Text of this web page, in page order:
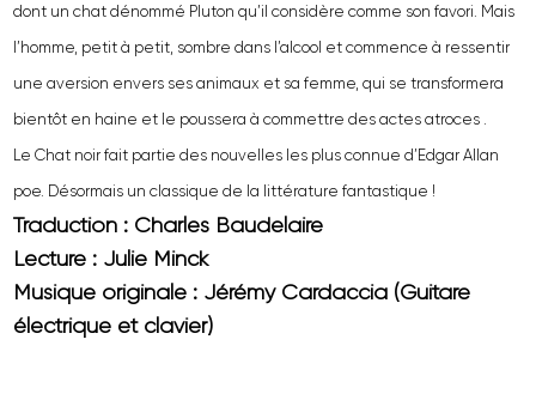
dont un chat dénommé Pluton qu’il considère comme son favori. Mais
l’homme, petit à petit, sombre dans l’alcool et commence à ressentir
une aversion envers ses animaux et sa femme, qui se transformera
bientôt en haine et le poussera à commettre des actes atroces .
Le Chat noir fait partie des nouvelles les plus connue d’Edgar Allan
poe. Désormais un classique de la littérature fantastique !
Traduction : Charles Baudelaire
Lecture : Julie Minck
Musique originale : Jérémy Cardaccia (Guitare
électrique et clavier)